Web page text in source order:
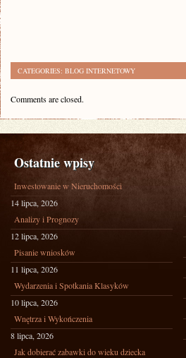
CATEGORIES: BLOG INTERNETOWY
Comments are closed.
Ostatnie wpisy
Inwestowanie w Nieruchomości
14 lipca, 2026
Analizy i Prognozy
12 lipca, 2026
Pisanie wniosków
11 lipca, 2026
Wydarzenia i Spotkania Klasyków
10 lipca, 2026
Wnętrza i Wykończenia
8 lipca, 2026
Jak dobierać zabawki do wieku dziecka